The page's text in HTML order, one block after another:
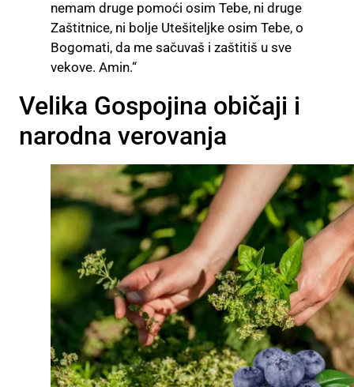
nemam druge pomoći osim Tebe, ni druge
Zaštitnice, ni bolje Utešiteljke osim Tebe, o
Bogomati, da me sačuvaš i zaštitiš u sve
vekove. Amin.“
Velika Gospojina običaji i
narodna verovanja